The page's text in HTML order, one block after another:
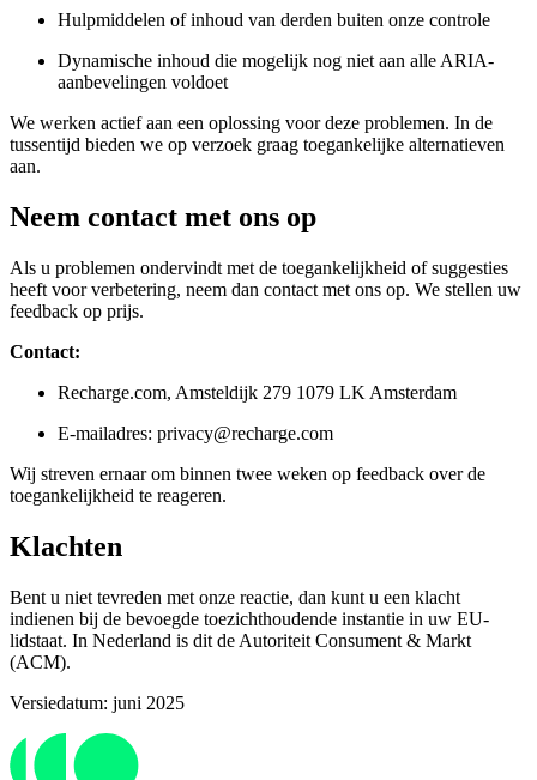
Hulpmiddelen of inhoud van derden buiten onze controle
Dynamische inhoud die mogelijk nog niet aan alle ARIA-
aanbevelingen voldoet
We werken actief aan een oplossing voor deze problemen. In de
tussentijd bieden we op verzoek graag toegankelijke alternatieven
aan.
Neem contact met ons op
Als u problemen ondervindt met de toegankelijkheid of suggesties
heeft voor verbetering, neem dan contact met ons op. We stellen uw
feedback op prijs.
Contact:
Recharge.com, Amsteldijk 279 1079 LK Amsterdam
E-mailadres: privacy@recharge.com
Wij streven ernaar om binnen twee weken op feedback over de
toegankelijkheid te reageren.
Klachten
Bent u niet tevreden met onze reactie, dan kunt u een klacht
indienen bij de bevoegde toezichthoudende instantie in uw EU-
lidstaat. In Nederland is dit de Autoriteit Consument & Markt
(ACM).
Versiedatum: juni 2025